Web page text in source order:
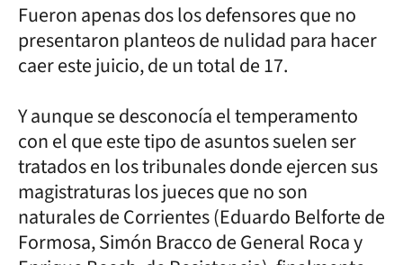
Fueron apenas dos los defensores que no
presentaron planteos de nulidad para hacer
caer este juicio, de un total de 17.
Y aunque se desconocía el temperamento
con el que este tipo de asuntos suelen ser
tratados en los tribunales donde ejercen sus
magistraturas los jueces que no son
naturales de Corrientes (Eduardo Belforte de
Formosa, Simón Bracco de General Roca y